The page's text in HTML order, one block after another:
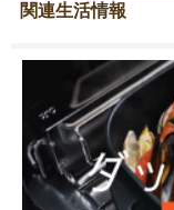
関連生活情報